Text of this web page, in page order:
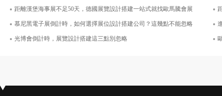
距離漢堡海事展不足50天，德國展覽設計搭建一站式就找歐馬騰會展
慕尼黑電子展倒計時，如何選擇展位設計搭建公司？這幾點不能忽略
光博會倒計時，展覽設計搭建這三點別忽略